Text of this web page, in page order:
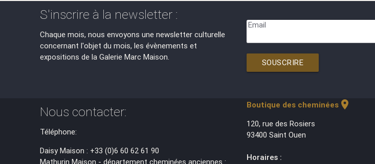
S'inscrire à la newsletter :
Chaque mois, nous envoyons une newsletter culturelle
concernant l'objet du mois, les évènements et
expositions de la Galerie Marc Maison.
Email
SOUSCRIRE
Nous contacter:
Téléphone:
Daisy Maison : +33 (0)6 60 62 61 90
Mathurin Maison - département cheminées anciennes :
Boutique des cheminéeslocation_on
120, rue des Rosiers
93400 Saint Ouen
Horaires :